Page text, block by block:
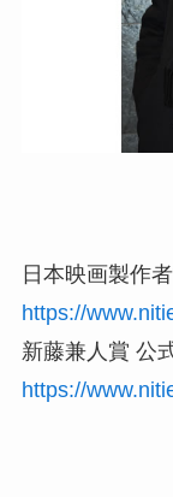
日本映画製作
https://
新藤兼人賞 公
https://